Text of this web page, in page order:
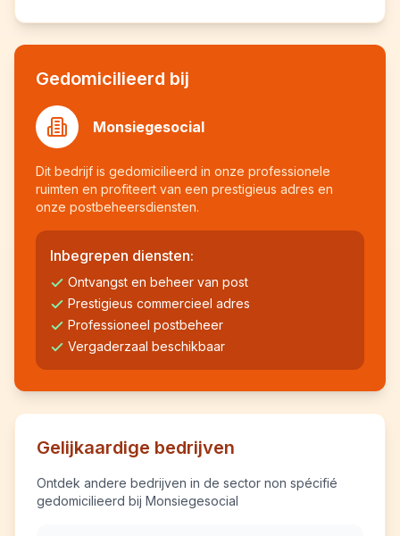
Gedomicilieerd bij
Monsiegesocial
Dit bedrijf is gedomicilieerd in onze professionele
ruimten en profiteert van een prestigieus adres en
onze postbeheersdiensten.
Inbegrepen diensten:
Ontvangst en beheer van post
Prestigieus commercieel adres
Professioneel postbeheer
Vergaderzaal beschikbaar
Gelijkaardige bedrijven
Ontdek andere bedrijven in de sector non spécifié
gedomicilieerd bij Monsiegesocial